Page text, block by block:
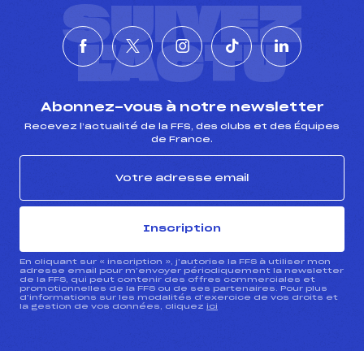
SUIVEZ
L'ACTU
Abonnez-vous à notre newsletter
Recevez l’actualité de la FFS, des clubs et des Équipes
de France.
Inscription
En cliquant sur « inscription », j’autorise la FFS à utiliser mon
adresse email pour m’envoyer périodiquement la newsletter
de la FFS, qui peut contenir des offres commerciales et
promotionnelles de la FFS ou de ses partenaires. Pour plus
d’informations sur les modalités d’exercice de vos droits et
la gestion de vos données, cliquez ici